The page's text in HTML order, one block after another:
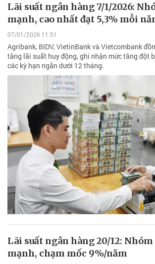
Lãi suất ngân hàng 7/1/2026:
mạnh, cao nhất đạt 5,3% mỗi
07/01/2026 11:51
Agribank, BIDV, VietinBank và Vietcombank
tăng lãi suất huy động, ghi nhận mức tăng đột
các kỳ hạn ngắn dưới 12 tháng.
Lãi suất ngân hàng 20/12:
mạnh, chạm mốc 9%/năm